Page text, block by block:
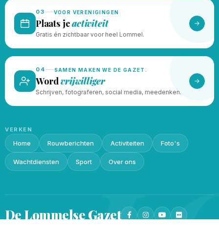
03 VOOR VERENIGINGEN
Plaats jeactiviteit
Gratis én zichtbaar voor heel Lommel.
04 SAMEN MAKEN WE DE GAZET.
Wordvrijwilliger
Schrijven, fotograferen, social media, meedenken.
VERKEN
Home Rouwberichten Activiteiten Foto's
Wachtdiensten Sport Over ons
De LommelseGazet